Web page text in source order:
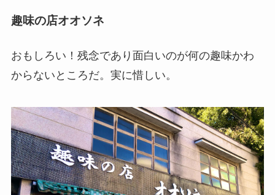
趣味の店オオソネ
おもしろい！残念であり面白いのが何の趣味かわ
からないところだ。実に惜しい。